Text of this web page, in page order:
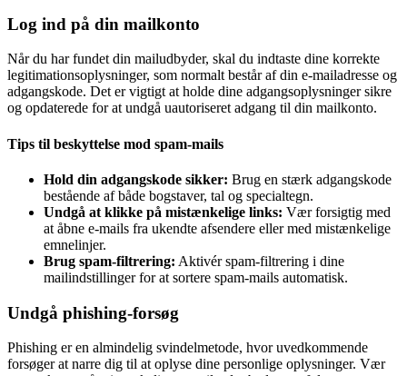
Log ind på din mailkonto
Når du har fundet din mailudbyder, skal du indtaste dine korrekte
legitimationsoplysninger, som normalt består af din e-mailadresse og
adgangskode. Det er vigtigt at holde dine adgangsoplysninger sikre
og opdaterede for at undgå uautoriseret adgang til din mailkonto.
Tips til beskyttelse mod spam-mails
Hold din adgangskode sikker: Brug en stærk adgangskode
bestående af både bogstaver, tal og specialtegn.
Undgå at klikke på mistænkelige links: Vær forsigtig med
at åbne e-mails fra ukendte afsendere eller med mistænkelige
emnelinjer.
Brug spam-filtrering: Aktivér spam-filtrering i dine
mailindstillinger for at sortere spam-mails automatisk.
Undgå phishing-forsøg
Phishing er en almindelig svindelmetode, hvor uvedkommende
forsøger at narre dig til at oplyse dine personlige oplysninger. Vær